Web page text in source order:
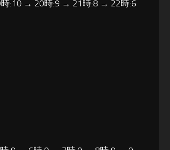
:10 → 20時:9 → 21時:8 → 22時:6